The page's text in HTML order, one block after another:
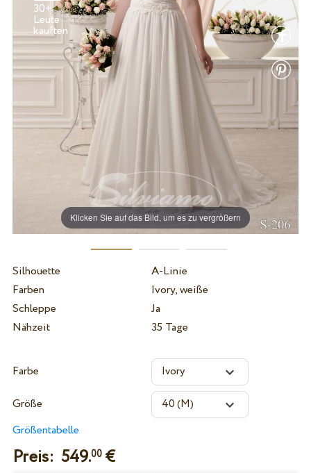
Klicken Sie auf das Bild, um es zu vergrößern
30+
Leute
Silhouette
A-Linie
Farben
Ivory, weiße
Schleppe
Ja
Nähzeit
35 Tage
Farbe
Größe
Größentabelle
Preis: 549.00€